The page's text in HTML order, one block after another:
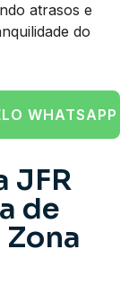
atrasos e
do
WHATSAPP
JFR
de